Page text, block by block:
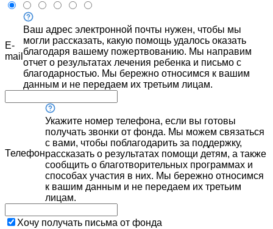
E-
mail
Ваш адрес электронной почты нужен, чтобы мы
могли рассказать, какую помощь удалось оказать
благодаря вашему пожертвованию. Мы направим
отчет о результатах лечения ребенка и письмо с
благодарностью. Мы бережно относимся к вашим
данным и не передаем их третьим лицам.
Телефон
Укажите номер телефона, если вы готовы
получать звонки от фонда. Мы можем связаться
с вами, чтобы поблагодарить за поддержку,
рассказать о результатах помощи детям, а также
сообщить о благотворительных программах и
способах участия в них. Мы бережно относимся
к вашим данным и не передаем их третьим
лицам.
Хочу получать письма от фонда